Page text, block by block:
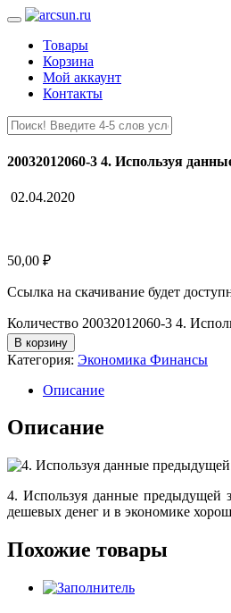
Товары
Корзина
Мой аккаунт
Контакты
20032012060-3 4. Используя
02.04.2020
50,00 ₽
Ссылка на скачивание будет
Количество 20032012060-3 4.
В корзину
Категория: Экономика Финансы
Описание
Описание
4. Используя данные предыдущей
дешевых денег и в экономике
Похожие товары